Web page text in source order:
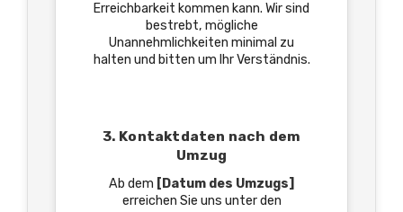
Erreichbarkeit kommen kann. Wir sind
bestrebt, mögliche
Unannehmlichkeiten minimal zu
halten und bitten um Ihr Verständnis.
3. Kontaktdaten nach dem
Umzug
Ab dem [Datum des Umzugs]
erreichen Sie uns unter den